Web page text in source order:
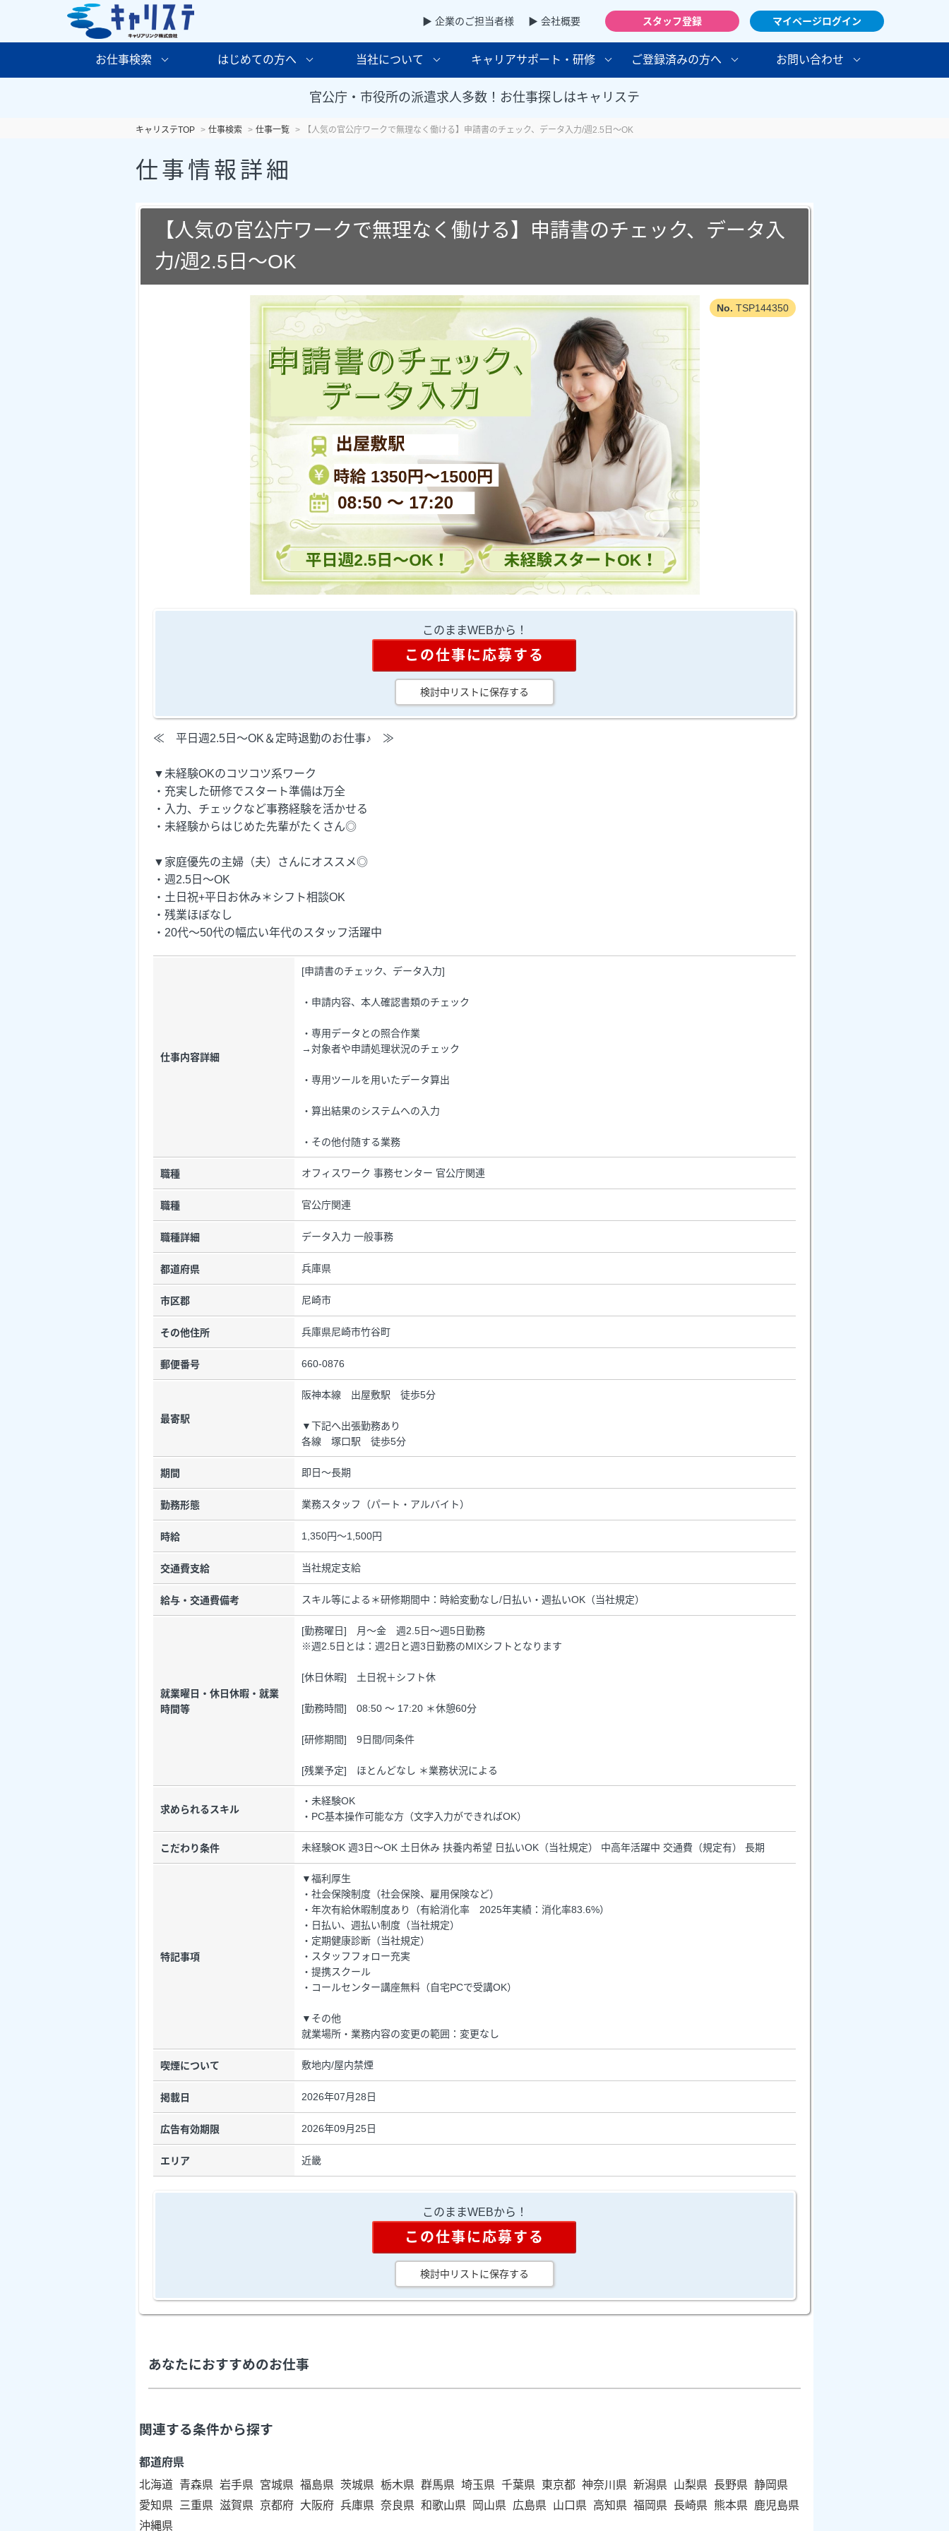
▶ 企業のご担当者様 ▶ 会社概要 スタッフ登録 マイページログイン
お仕事検索 はじめての方へ 当社について キャリアサポート・研修 ご登録済みの方へ お問い合わせ
官公庁・市役所の派遣求人多数！お仕事探しはキャリステ
キャリステTOP 仕事検索 仕事一覧 【人気の官公庁ワークで無理なく働ける】申請書のチェック、データ入力/週2.5日～OK
仕事情報詳細
【人気の官公庁ワークで無理なく働ける】申請書のチェック、データ入
力/週2.5日～OK
TSP144350
このままWEBから！
この仕事に応募する
検討中リストに保存する
≪ 平日週2.5日～OK＆定時退勤のお仕事♪ ≫
▼未経験OKのコツコツ系ワーク
・充実した研修でスタート準備は万全
・入力、チェックなど事務経験を活かせる
・未経験からはじめた先輩がたくさん◎
▼家庭優先の主婦（夫）さんにオススメ◎
・週2.5日～OK
・土日祝+平日お休み＊シフト相談OK
・残業ほぼなし
・20代～50代の幅広い年代のスタッフ活躍中
仕事内容詳細
[申請書のチェック、データ入力]
・申請内容、本人確認書類のチェック
・専用データとの照合作業
→対象者や申請処理状況のチェック
・専用ツールを用いたデータ算出
・算出結果のシステムへの入力
・その他付随する業務
職種 オフィスワーク 事務センター 官公庁関連
職種 官公庁関連
職種詳細 データ入力 一般事務
都道府県 兵庫県
市区郡 尼崎市
その他住所 兵庫県尼崎市竹谷町
郵便番号 660-0876
最寄駅
阪神本線 出屋敷駅 徒歩5分
▼下記へ出張勤務あり
各線 塚口駅 徒歩5分
期間 即日～長期
勤務形態 業務スタッフ（パート・アルバイト）
時給 1,350円～1,500円
交通費支給 当社規定支給
給与・交通費備考 スキル等による＊研修期間中：時給変動なし/日払い・週払いOK（当社規定）
就業曜日・休日休暇・就業
時間等
[勤務曜日] 月～金 週2.5日～週5日勤務
※週2.5日とは：週2日と週3日勤務のMIXシフトとなります
[休日休暇] 土日祝＋シフト休
[勤務時間] 08:50 ～ 17:20 ＊休憩60分
[研修期間] 9日間/同条件
[残業予定] ほとんどなし ＊業務状況による
求められるスキル
・未経験OK
・PC基本操作可能な方（文字入力ができればOK）
こだわり条件 未経験OK 週3日～OK 土日休み 扶養内希望 日払いOK（当社規定） 中高年活躍中 交通費（規定有） 長期
特記事項
▼福利厚生
・社会保険制度（社会保険、雇用保険など）
・年次有給休暇制度あり（有給消化率 2025年実績：消化率83.6%）
・日払い、週払い制度（当社規定）
・定期健康診断（当社規定）
・スタッフフォロー充実
・提携スクール
・コールセンター講座無料（自宅PCで受講OK）
▼その他
就業場所・業務内容の変更の範囲：変更なし
喫煙について 敷地内/屋内禁煙
掲載日 2026年07月28日
広告有効期限 2026年09月25日
エリア 近畿
このままWEBから！
この仕事に応募する
検討中リストに保存する
あなたにおすすめのお仕事
関連する条件から探す
都道府県
北海道 青森県 岩手県 宮城県 福島県 茨城県 栃木県 群馬県 埼玉県 千葉県 東京都 神奈川県 新潟県 山梨県 長野県 静岡県
愛知県
三重県 滋賀県 京都府 大阪府 兵庫県 奈良県 和歌山県 岡山県 広島県 山口県 高知県 福岡県 長崎県 熊本県 鹿児島県
沖縄県